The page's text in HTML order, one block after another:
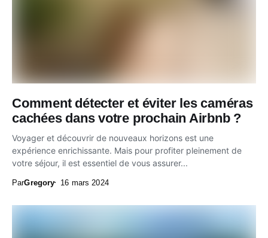
Comment détecter et éviter les caméras
cachées dans votre prochain Airbnb ?
Voyager et découvrir de nouveaux horizons est une
expérience enrichissante. Mais pour profiter pleinement de
votre séjour, il est essentiel de vous assurer...
ParGregory 16 mars 2024